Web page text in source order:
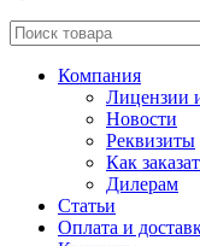
Компания
Лицензии
Новости
Реквизиты
Как
Дилерам
Статьи
Оплата и